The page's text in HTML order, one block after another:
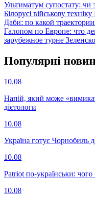
Ультиматум супостату:
Білорусі військову
Даби: по какой
Галопом по Европе: что
зарубежное турне
Популярнi
10.08
Напій, який може
дієтологи
10.08
Україна готує Чорнобиль
10.08
Patriot по-українськи:
10.08